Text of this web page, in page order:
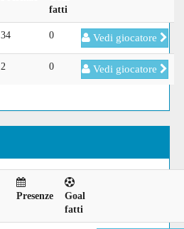
fatti
34 0 Vedi giocatore
2 0 Vedi giocatore
Presenze
Goal
fatti